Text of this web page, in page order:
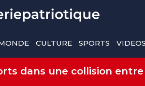
CULTURE SPORTS VIDEOS
dans une collision